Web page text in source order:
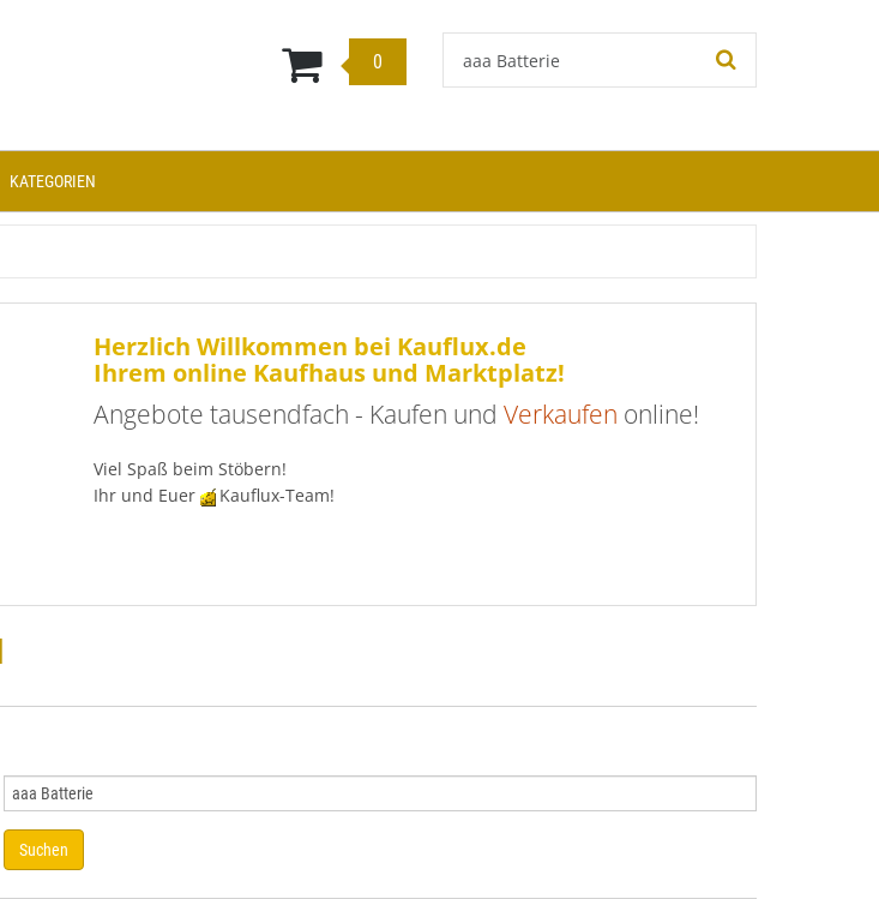
0
KATEGORIEN
Herzlich Willkommen bei Kauflux.de
Ihrem online Kaufhaus und Marktplatz!
Angebote tausendfach - Kaufen und Verkaufen online!
Viel Spaß beim Stöbern!
Ihr und Euer
Kauflux-Team!
Suchen